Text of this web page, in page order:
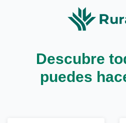
Descubre
puedes